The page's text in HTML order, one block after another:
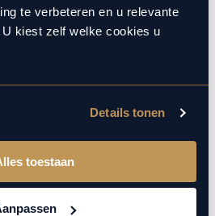
te verbeteren en u relevante
kiest zelf welke cookies u
Details tonen
toestaan
op hetzelfde niveau als een
langs in onze werkplaats voor een
mijn
wanneer?